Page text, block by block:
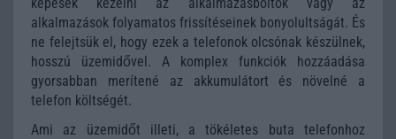
alkalmazások folyamatos frissítéseinek bonyolultságát. És
ne felejtsük el, hogy ezek a telefonok olcsónak készülnek,
hosszú üzemidővel. A komplex funkciók hozzáadása
gyorsabban merítené az akkumulátort és növelné a
telefon költségét.
Ami az üzemidőt illeti, a tökéletes buta telefonhoz